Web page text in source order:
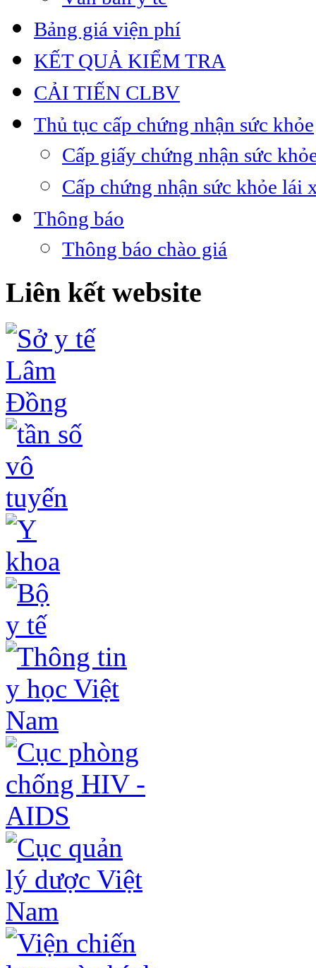
Bảng giá viện phí
KẾT QUẢ KIỂM TRA
CẢI TIẾN CLBV
Thủ tục cấp chứng nhận sức khỏe
Cấp giấy chứng nhận sức
Cấp chứng nhận sức khỏe lái
Thông báo
Thông báo chào giá
Liên kết website